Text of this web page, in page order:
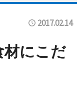
2017.02.14
にこだ